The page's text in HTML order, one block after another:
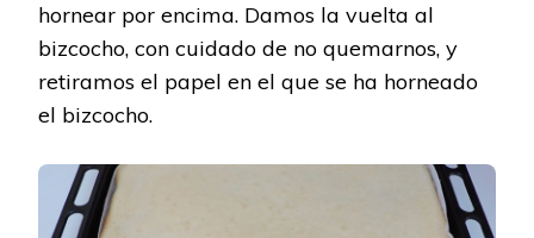
hornear por encima. Damos la vuelta al
bizcocho, con cuidado de no quemarnos, y
retiramos el papel en el que se ha horneado
el bizcocho.